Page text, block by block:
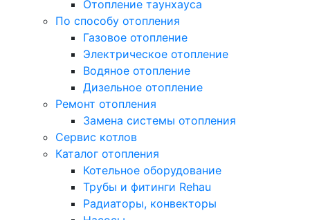
Отопление таунхауса
По способу отопления
Газовое отопление
Электрическое отопление
Водяное отопление
Дизельное отопление
Ремонт отопления
Замена системы отопления
Сервис котлов
Каталог отопления
Котельное оборудование
Трубы и фитинги Rehau
Радиаторы, конвекторы